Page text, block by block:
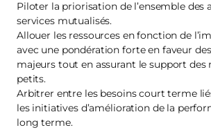
Piloter la priorisation de l’ensemble des
services mutualisés.
Allouer les ressources en fonction de
avec une pondération forte en faveur
majeurs tout en assurant le support des
petits.
Arbitrer entre les besoins court terme
les initiatives d’amélioration de la
long terme.